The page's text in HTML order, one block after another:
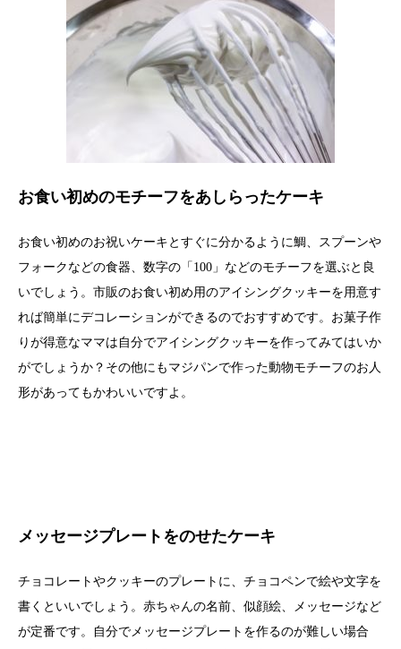
お食い初めのモチーフをあしらったケーキ
お食い初めのお祝いケーキとすぐに分かるように鯛、スプーンや
フォークなどの食器、数字の「100」などのモチーフを選ぶと良
いでしょう。市販のお食い初め用のアイシングクッキーを用意す
れば簡単にデコレーションができるのでおすすめです。お菓子作
りが得意なママは自分でアイシングクッキーを作ってみてはいか
がでしょうか？その他にもマジパンで作った動物モチーフのお人
形があってもかわいいですよ。
メッセージプレートをのせたケーキ
チョコレートやクッキーのプレートに、チョコペンで絵や文字を
書くといいでしょう。赤ちゃんの名前、似顔絵、メッセージなど
が定番です。自分でメッセージプレートを作るのが難しい場合